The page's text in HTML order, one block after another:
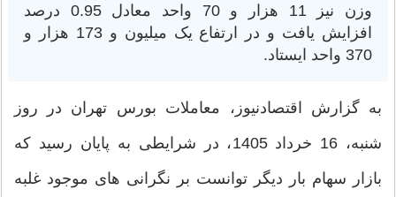
وزن نیز 11 هزار و 70 واحد معادل 0.95 درصد
افزایش یافت و در ارتفاع یک میلیون و 173 هزار و
370 واحد ایستاد.
به گزارش اقتصادنیوز، معاملات بورس تهران در روز
شنبه، 16 خرداد 1405، در شرایطی به پایان رسید که
بازار سهام بار دیگر توانست بر نگرانی های موجود غلبه